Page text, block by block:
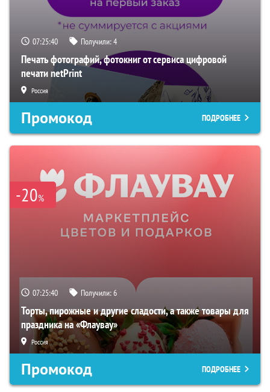
07:25:38 Получили:4
Печать фотографий, фотокниг от сервиса цифровой
печати netPrint
Россия
Промокод ПОДРОБНЕЕ
-20%
07:25:38 Получили:6
Торты, пирожные и другие сладости, а также товары для
праздника на «Флаувау»
Россия
Промокод ПОДРОБНЕЕ